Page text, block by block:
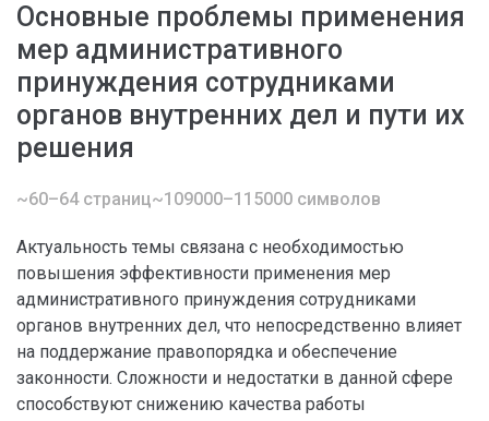
Основные проблемы применения
мер административного
принуждения сотрудниками
органов внутренних дел и пути их
решения
~60–64 страниц~109000–115000 символов
Актуальность темы связана с необходимостью
повышения эффективности применения мер
административного принуждения сотрудниками
органов внутренних дел, что непосредственно влияет
на поддержание правопорядка и обеспечение
законности. Сложности и недостатки в данной сфере
способствуют снижению качества работы